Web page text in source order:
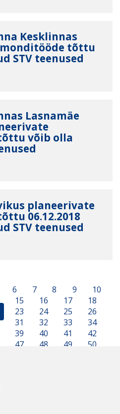
Kesklinnas
tõttu
STV teenused
Lasnamäe
võib olla
planeerivate
06.12.2018
STV teenused
6 7 8 9
10
15 16 17
18
23 24 25
26
31 32 33
34
39 40 41
42
47 48 49 50